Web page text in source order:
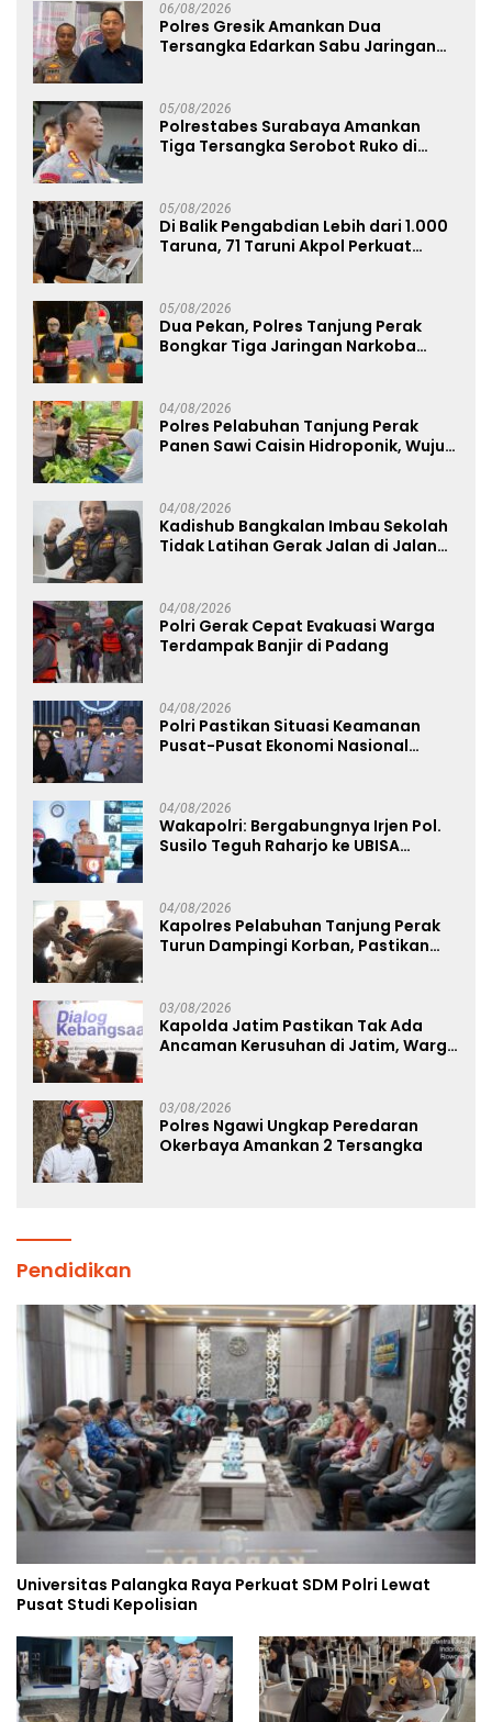
06/08/2026
Polres Gresik Amankan Dua
Tersangka Edarkan Sabu Jaringan
05/08/2026
Polrestabes Surabaya Amankan
Tiga Tersangka Serobot Ruko di
05/08/2026
Di Balik Pengabdian Lebih dari 1.000
Taruna, 71 Taruni Akpol Perkuat
05/08/2026
Dua Pekan, Polres Tanjung Perak
Bongkar Tiga Jaringan Narkoba
04/08/2026
Polres Pelabuhan Tanjung Perak
Panen Sawi Caisin Hidroponik, Wujud
04/08/2026
Kadishub Bangkalan Imbau Sekolah
Tidak Latihan Gerak Jalan di Jalan
04/08/2026
Polri Gerak Cepat Evakuasi Warga
Terdampak Banjir di Padang
04/08/2026
Polri Pastikan Situasi Keamanan
Pusat-Pusat Ekonomi Nasional
04/08/2026
Wakapolri: Bergabungnya Irjen Pol.
Susilo Teguh Raharjo ke UBISA
04/08/2026
Kapolres Pelabuhan Tanjung Perak
Turun Dampingi Korban, Pastikan
03/08/2026
Kapolda Jatim Pastikan Tak Ada
Ancaman Kerusuhan di Jatim, Warga
03/08/2026
Polres Ngawi Ungkap Peredaran
Okerbaya Amankan 2 Tersangka
Pendidikan
Universitas Palangka Raya Perkuat SDM Polri Lewat
Pusat Studi Kepolisian